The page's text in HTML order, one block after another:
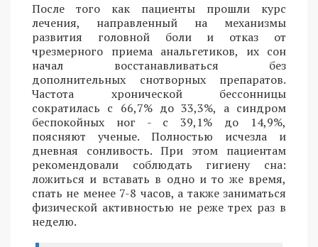
После того как пациенты прошли курс
лечения, направленный на механизмы
развития головной боли и отказ от
чрезмерного приема анальгетиков, их сон
начал восстанавливаться без
дополнительных снотворных препаратов.
Частота хронической бессонницы
сократилась с 66,7% до 33,3%, а синдром
беспокойных ног - с 39,1% до 14,9%,
поясняют ученые. Полностью исчезла и
дневная сонливость. При этом пациентам
рекомендовали соблюдать гигиену сна:
ложиться и вставать в одно и то же время,
спать не менее 7-8 часов, а также заниматься
физической активностью не реже трех раз в
неделю.